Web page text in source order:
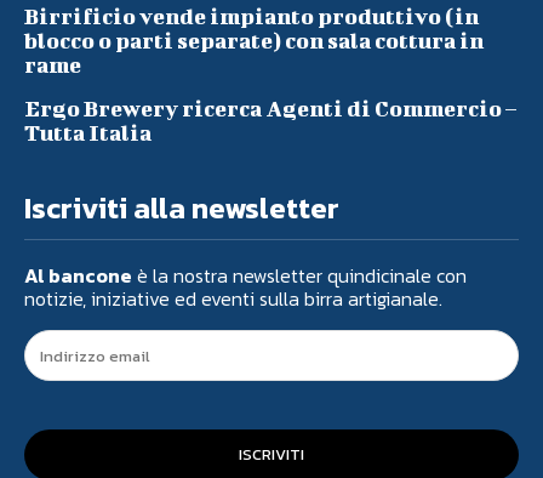
Birrificio vende impianto produttivo (in
blocco o parti separate) con sala cottura in
rame
Ergo Brewery ricerca Agenti di Commercio –
Tutta Italia
Iscriviti alla newsletter
Al bancone è la nostra newsletter quindicinale con
notizie, iniziative ed eventi sulla birra artigianale.
ISCRIVITI